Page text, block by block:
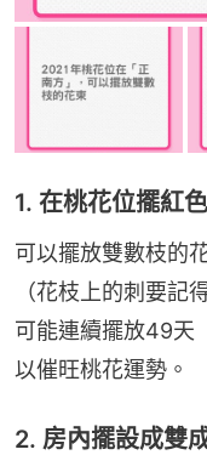
1. 在桃花位擺紅
可以擺放雙數枝的
（花枝上的刺要記
可能連續擺放49天
以催旺桃花運勢。
2. 房內擺設成雙